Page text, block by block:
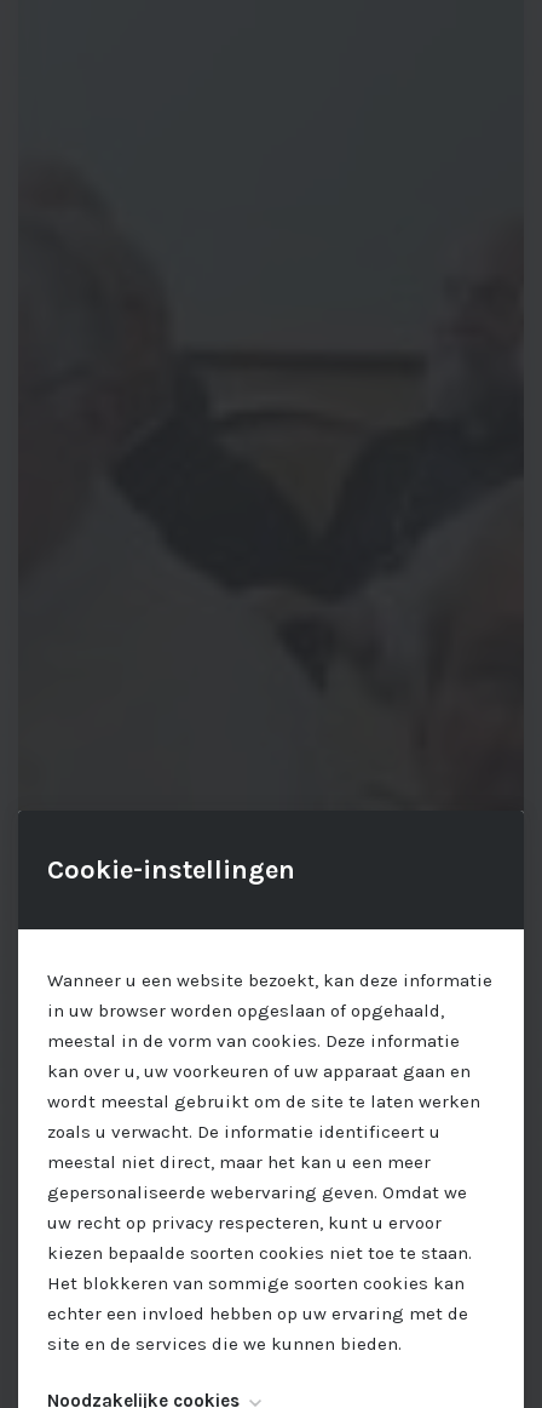
Cookie-instellingen
Wanneer u een website bezoekt, kan deze informatie
in uw browser worden opgeslaan of opgehaald,
meestal in de vorm van cookies. Deze informatie
kan over u, uw voorkeuren of uw apparaat gaan en
wordt meestal gebruikt om de site te laten werken
zoals u verwacht. De informatie identificeert u
meestal niet direct, maar het kan u een meer
gepersonaliseerde webervaring geven. Omdat we
uw recht op privacy respecteren, kunt u ervoor
kiezen bepaalde soorten cookies niet toe te staan.
Het blokkeren van sommige soorten cookies kan
echter een invloed hebben op uw ervaring met de
site en de services die we kunnen bieden.
Noodzakelijke cookies